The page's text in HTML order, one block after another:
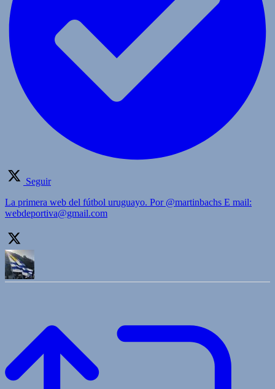
Seguir
La primera web del fútbol uruguayo. Por @martinbachs E mail:
webdeportiva@gmail.com